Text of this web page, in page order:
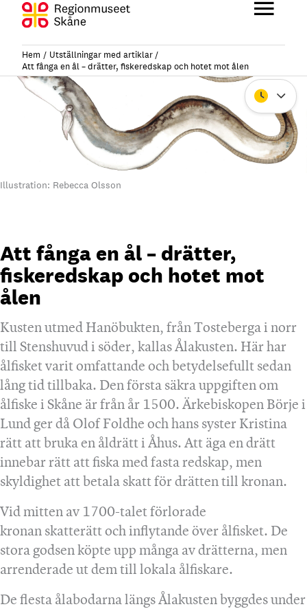
Hoppa
Stäng
Hem
Utställningar med artiklar
Att fånga en ål – drätter, fiskeredskap och hotet mot ålen
Illustration: Rebecca Olsson
Att fånga en ål – drätter,
fiskeredskap och hotet mot
ålen
Kusten utmed Hanöbukten, från Tosteberga i norr
till Stenshuvud i söder, kallas Ålakusten. Här har
ålfisket varit omfattande och betydelsefullt sedan
lång tid tillbaka. Den första säkra uppgiften om
ålfiske i Skåne är från år 1500. Ärkebiskopen Börje i
Lund ger då Olof Foldhe och hans syster Kristina
rätt att bruka en åldrätt i Åhus. Att äga en drätt
innebar rätt att fiska med fasta redskap, men
skyldighet att betala skatt för drätten till kronan.
Vid mitten av 1700-talet förlorade
kronan skatterätt och inflytande över ålfisket. De
stora godsen köpte upp många av drätterna, men
arrenderade ut dem till lokala ålfiskare.
De flesta ålabodarna längs Ålakusten byggdes under